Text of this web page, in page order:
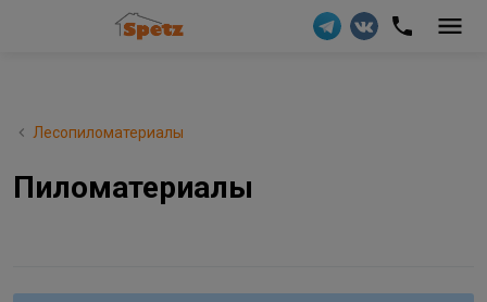
Лесопиломатериалы
Пиломатериалы